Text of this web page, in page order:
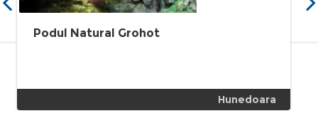
Podul Natural Grohot
Hunedoara